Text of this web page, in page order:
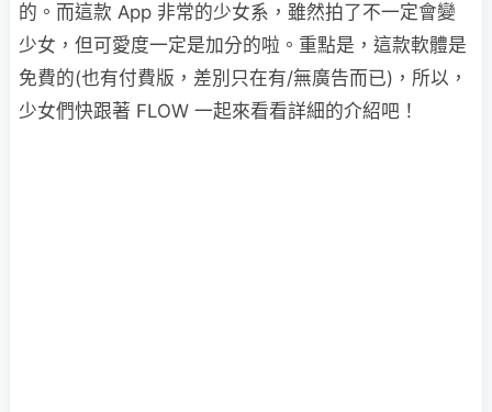
的。而這款 App 非常的少女系，雖然拍了不一定會變
少女，但可愛度一定是加分的啦。重點是，這款軟體是
免費的(也有付費版，差別只在有/無廣告而已)，所以，
少女們快跟著 FLOW 一起來看看詳細的介紹吧！